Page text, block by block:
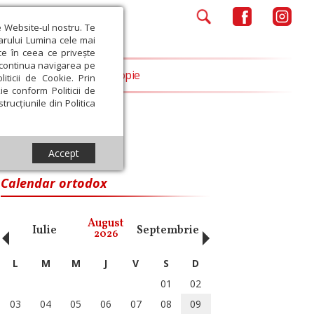
ul nostru. Te
Lumina cele mai
în ceea ce privește
navigarea pe
de Cookie. Prin
conform Politicii de
din Politica
Accept
Opinii Filantropie
Calendar ortodox
Iulie August
2026 Septembrie Octombrie
‹ L M M J V S
D
01
02
03
04 05 06 07 08 09